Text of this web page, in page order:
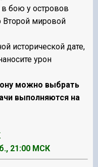
бою у островов
Второй мировой
исторической дате,
урон
можно выбрать
выполняются на
21:00 МСК